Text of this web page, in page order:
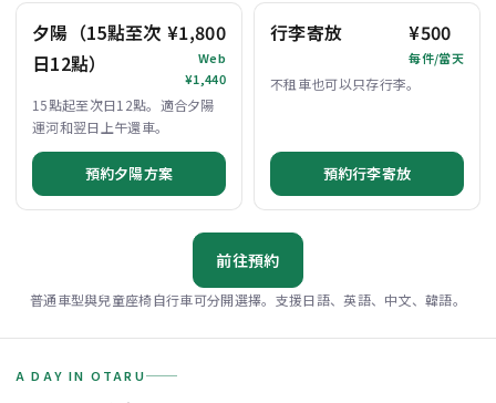
夕陽（15點至次
日12點）
¥1,800
Web
¥1,440
15點起至次日12點。適合夕陽
運河和翌日上午還車。
預約夕陽方案
行李寄放 ¥500
每件/當天
不租車也可以只存行李。
預約行李寄放
前往預約
普通車型與兒童座椅自行車可分開選擇。支援日語、英語、中文、韓語。
A DAY IN OTARU